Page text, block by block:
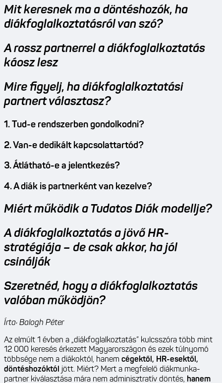
Mit keresnek ma a döntéshozók, ha
diákfoglalkoztatásról van szó?
A rossz partnerrel a diákfoglalkoztatás
káosz lesz
Mire figyelj, ha diákfoglalkoztatási
partnert választasz?
1. Tud-e rendszerben gondolkodni?
2. Van-e dedikált kapcsolattartód?
3. Átlátható-e a jelentkezés?
4. A diák is partnerként van kezelve?
Miért működik a Tudatos Diák modellje?
A diákfoglalkoztatás a jövő HR-
stratégiája – de csak akkor, ha jól
csinálják
Szeretnéd, hogy a diákfoglalkoztatás
valóban működjön?
Írta: Balogh Péter
Az elmúlt 1 évben a „diákfoglalkoztatás” kulcsszóra több mint
12 000 keresés érkezett Magyarországon és ezek túlnyomó
többsége nem a diákoktól, hanem cégektől, HR-esektől,
döntéshozóktól
jött. Miért? Mert a megfelelő diákmunka-
partner kiválasztása mára nem adminisztratív döntés, hanem